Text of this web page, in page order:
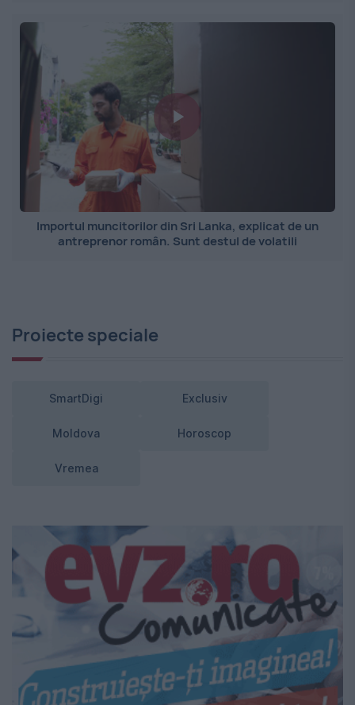
Importul muncitorilor din Sri Lanka, explicat de un
antreprenor român. Sunt destul de volatili
Proiecte speciale
SmartDigi Exclusiv
Moldova Horoscop
Vremea